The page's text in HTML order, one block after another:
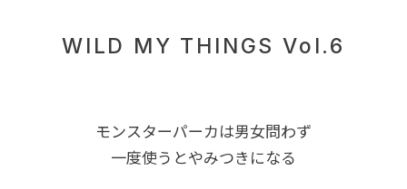
WILD MY THINGS Vol.6
モンスターパーカは男女問わず
一度使うとやみつきになる